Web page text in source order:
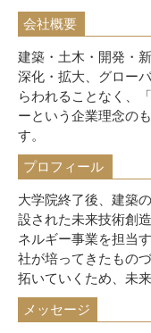
会社概要
建築・土木・開発・
深化・拡大、グロー
らわれることなく、
ーという企業理念の
す。
プロフィール
大学院終了後、建築
設された未来技術創
ネルギー事業を担当
社が培ってきたもの
拓いていくため、未
メッセージ